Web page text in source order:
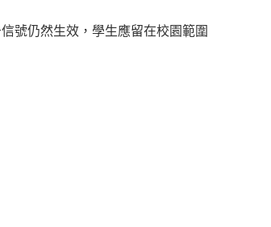
號仍然生效，學生應留在校園範圍